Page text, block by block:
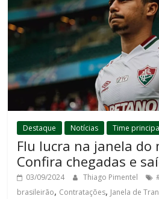
Destaque Notícias Time
Flu lucra na janela do
Confira chegadas e
03/09/2024 Thiago Pimentel
brasileirão, Contratações, Janela de